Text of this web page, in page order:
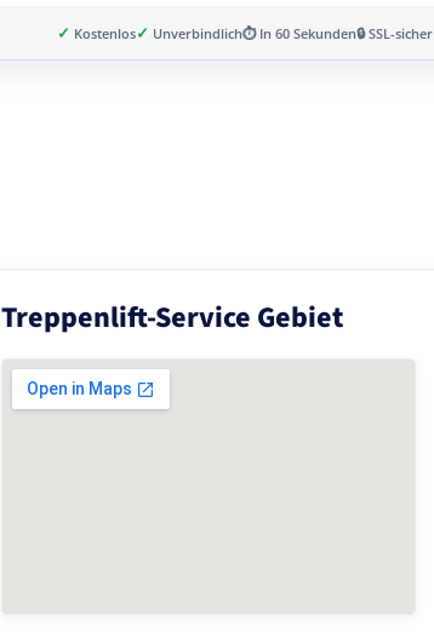
✓ Kostenlos✓ Unverbindlich⏱ In 60 Sekunden🔒 SSL-sicher
Treppenlift-Service Gebiet